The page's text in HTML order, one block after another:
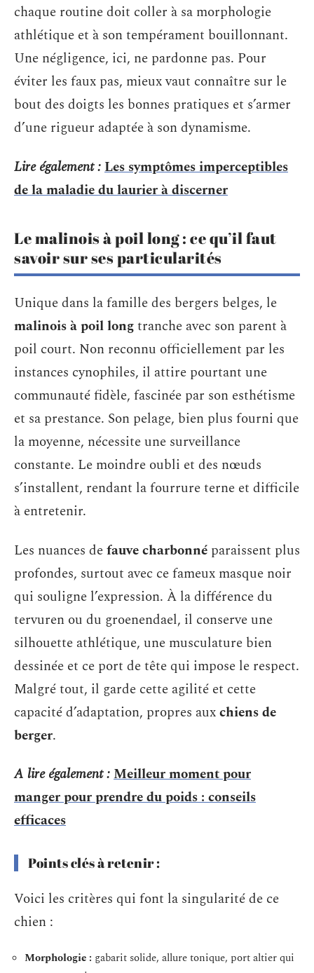
chaque routine doit coller à sa morphologie
athlétique et à son tempérament bouillonnant.
Une négligence, ici, ne pardonne pas. Pour
éviter les faux pas, mieux vaut connaître sur le
bout des doigts les bonnes pratiques et s’armer
d’une rigueur adaptée à son dynamisme.
Lire également :Les symptômes imperceptibles
de la maladie du laurier à discerner
Le malinois à poil long : ce qu’il faut
savoir sur ses particularités
Unique dans la famille des bergers belges, le
malinois à poil longtranche avec son parent à
poil court. Non reconnu officiellement par les
instances cynophiles, il attire pourtant une
communauté fidèle, fascinée par son esthétisme
et sa prestance. Son pelage, bien plus fourni que
la moyenne, nécessite une surveillance
constante. Le moindre oubli et des nœuds
s’installent, rendant la fourrure terne et difficile
à entretenir.
Les nuances defauve charbonné paraissent plus
profondes, surtout avec ce fameux masque noir
qui souligne l’expression. À la différence du
tervuren ou du groenendael, il conserve une
silhouette athlétique, une musculature bien
dessinée et ce port de tête qui impose le respect.
Malgré tout, il garde cette agilité et cette
capacité d’adaptation, propres auxchiens de
berger.
A lire également :Meilleur moment pour
manger pour prendre du poids : conseils
efficaces
Points clés à retenir :
Voici les critères qui font la singularité de ce
chien :
Morphologie : gabarit solide, allure tonique, port altier qui